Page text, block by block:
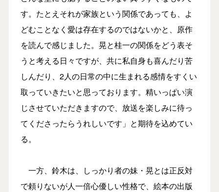
す。たとえそれが家族という関係であっても、よ
どむことなく愛は存在するのではないかと、原作
を読んで感じました。晃と桂一の関係をどう表そ
うと考える日々ですが、共に私自身も喜んだり苦
しんだり、2人の日常の中に生まれる感情をすくい
取っていきたいと思っております。精いっぱい演
じさせていただきますので、放送を楽しみに待っ
てくださったらうれしいです」と期待を込めてい
る。
一方、鈴木は、しっかり者の妹・晃とは正反対
で頼りないが人一倍心優しい性格で、絵本の出版